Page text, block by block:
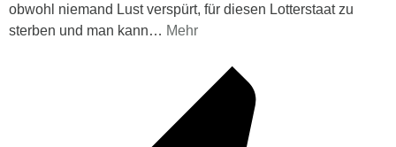
obwohl niemand Lust verspürt, für diesen Lotterstaat zu
sterben und man kann… Mehr